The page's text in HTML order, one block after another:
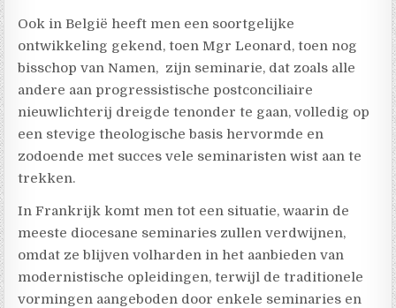
Ook in België heeft men een soortgelijke
ontwikkeling gekend, toen Mgr Leonard, toen nog
bisschop van Namen, zijn seminarie, dat zoals alle
andere aan progressistische postconciliaire
nieuwlichterij dreigde tenonder te gaan, volledig op
een stevige theologische basis hervormde en
zodoende met succes vele seminaristen wist aan te
trekken.
In Frankrijk komt men tot een situatie, waarin de
meeste diocesane seminaries zullen verdwijnen,
omdat ze blijven volharden in het aanbieden van
modernistische opleidingen, terwijl de traditionele
vormingen aangeboden door enkele seminaries en